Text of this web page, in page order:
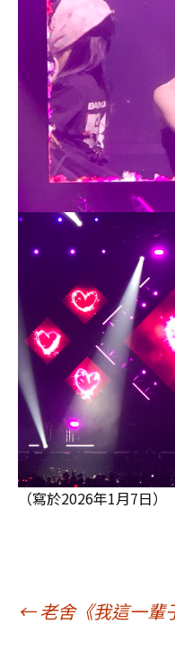
（寫於2026年1月7日）
文
←老舍《我這一輩